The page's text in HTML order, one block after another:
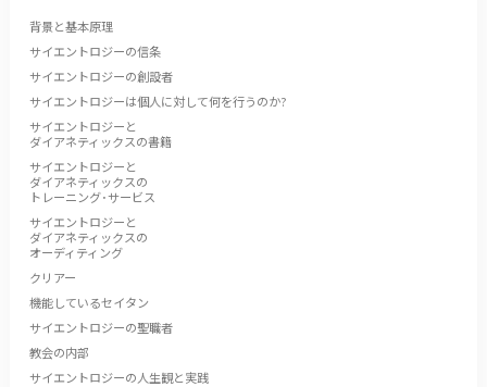
背景と基本原理
サイエントロジーの信条
サイエントロジーの創設者
サイエントロジーは個人に対して何を行うのか?
サイエントロジーと
ダイアネティックスの書籍
サイエントロジーと
ダイアネティックスの
トレーニング･サービス
サイエントロジーと
ダイアネティックスの
オーディティング
クリアー
機能しているセイタン
サイエントロジーの聖職者
教会の内部
サイエントロジーの人生観と実践